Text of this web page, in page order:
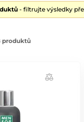
- filtrujte výsledky
produktů